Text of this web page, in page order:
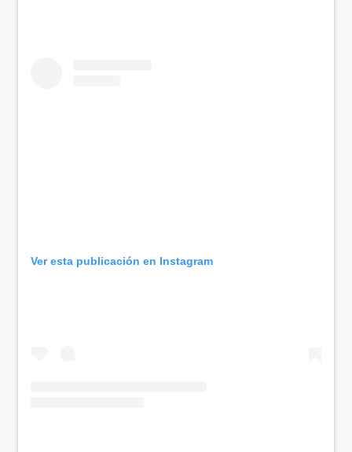
Ver esta publicación en Instagram